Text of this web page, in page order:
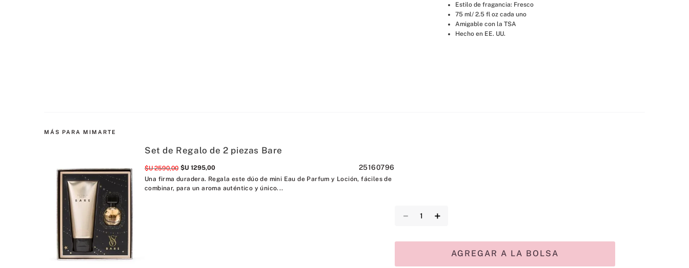
Estilo de fragancia: Fresco
75 ml/ 2.5 fl oz cada uno
Amigable con la TSA
Hecho en EE. UU.
MÁS PARA MIMARTE
Set de Regalo de 2 piezas Bare
$U 2590,00 $U 1295,00 25160796
Una firma duradera. Regala este dúo de mini Eau de Parfum y Loción, fáciles de
combinar, para un aroma auténtico y único...
＋
－
AGREGAR A LA BOLSA